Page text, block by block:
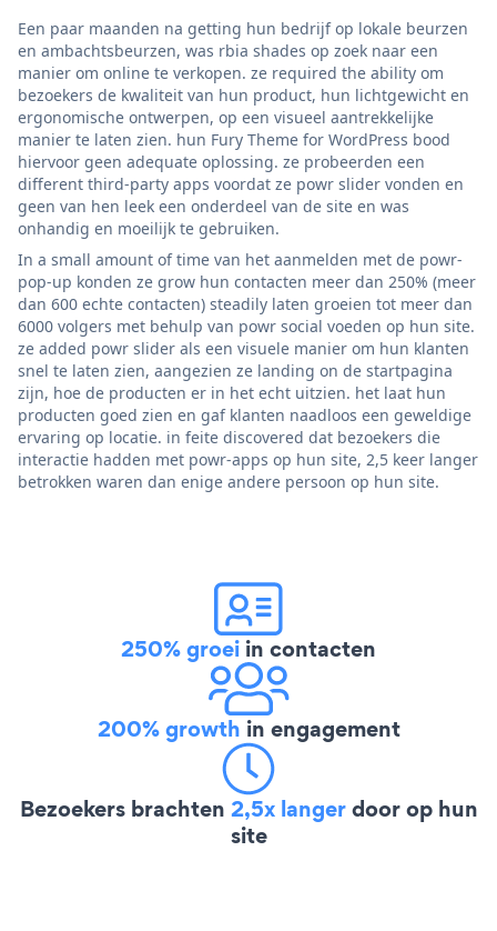
Een paar maanden na getting hun bedrijf op lokale beurzen
en ambachtsbeurzen, was rbia shades op zoek naar een
manier om online te verkopen. ze required the ability om
bezoekers de kwaliteit van hun product, hun lichtgewicht en
ergonomische ontwerpen, op een visueel aantrekkelijke
manier te laten zien. hun Fury Theme for WordPress bood
hiervoor geen adequate oplossing. ze probeerden een
different third-party apps voordat ze powr slider vonden en
geen van hen leek een onderdeel van de site en was
onhandig en moeilijk te gebruiken.
In a small amount of time van het aanmelden met de powr-
pop-up konden ze grow hun contacten meer dan 250% (meer
dan 600 echte contacten) steadily laten groeien tot meer dan
6000 volgers met behulp van powr social voeden op hun site.
ze added powr slider als een visuele manier om hun klanten
snel te laten zien, aangezien ze landing on de startpagina
zijn, hoe de producten er in het echt uitzien. het laat hun
producten goed zien en gaf klanten naadloos een geweldige
ervaring op locatie. in feite discovered dat bezoekers die
interactie hadden met powr-apps op hun site, 2,5 keer langer
betrokken waren dan enige andere persoon op hun site.
250% groei in contacten
200% growth in engagement
Bezoekers brachten 2,5x langerdoor op hun
site